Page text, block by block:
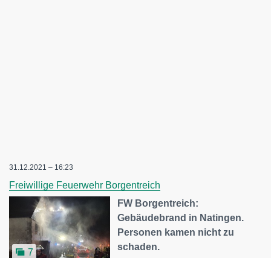
31.12.2021 – 16:23
Freiwillige Feuerwehr Borgentreich
7
FW Borgentreich:
Gebäudebrand in Natingen.
Personen kamen nicht zu
schaden.